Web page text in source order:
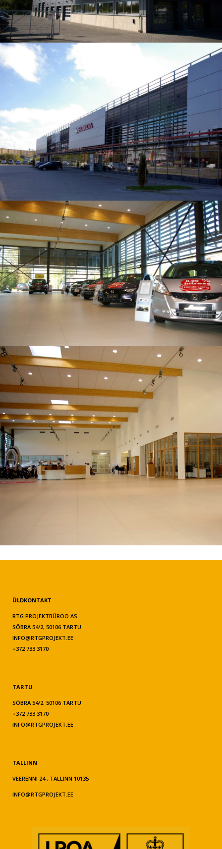
ÜLDKONTAKT
RTG PROJEKTBÜROO AS
SÕBRA 54/2, 50106 TARTU
INFO@RTGPROJEKT.EE
+372 733 3170
TARTU
SÕBRA 54/2, 50106 TARTU
+372 733 3170
INFO@RTGPROJEKT.EE
TALLINN
VEERENNI 24 , TALLINN 10135
INFO@RTGPROJEKT.EE